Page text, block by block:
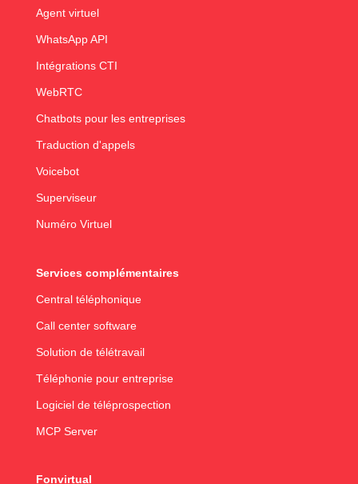
Agent virtuel
WhatsApp API
Intégrations CTI
WebRTC
Chatbots pour les entreprises
Traduction d'appels
Voicebot
Superviseur
Numéro Virtuel
Services complémentaires
Central téléphonique
Call center software
Solution de télétravail
Téléphonie pour entreprise
Logiciel de téléprospection
MCP Server
Fonvirtual